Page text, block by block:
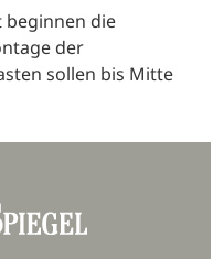
beginnen die
der
sollen bis Mitte